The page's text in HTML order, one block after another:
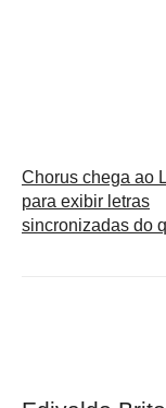
Chorus chega ao
para exibir letras
sincronizadas do